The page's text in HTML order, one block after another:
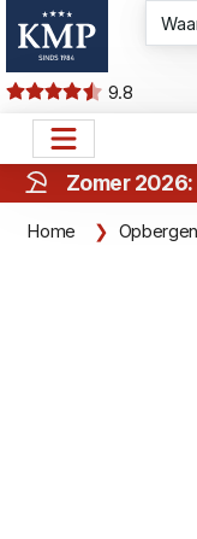
9.8
Zomer
Home Opbergen